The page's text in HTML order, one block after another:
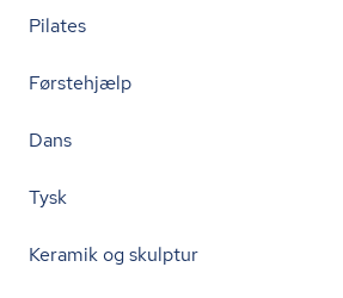
Pilates
Førstehjælp
Dans
Tysk
Keramik og skulptur